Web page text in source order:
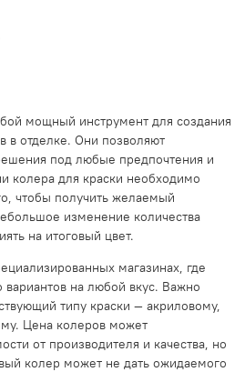
мощный инструмент для создания
в отделке. Они позволяют
под любые предпочтения и
колера для краски необходимо
чтобы получить желаемый
изменение количества
на итоговый цвет.
магазинах, где
на любой вкус. Важно
типу краски — акриловому,
Цена колеров может
от производителя и качества, но
колер может не дать ожидаемого